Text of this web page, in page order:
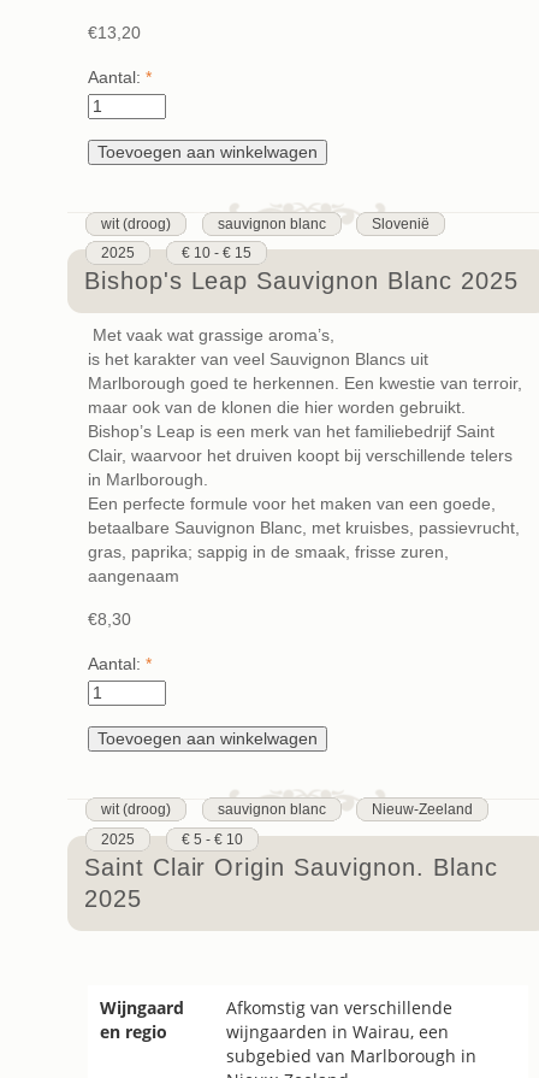
€13,20
Aantal: *
wit (droog) sauvignon blanc
Slovenië
2025
€ 10 - € 15
Bishop's Leap Sauvignon Blanc 2025
Met vaak wat grassige aroma’s,
is het karakter van veel Sauvignon Blancs uit
Marlborough goed te herkennen. Een kwestie van terroir,
maar ook van de klonen die hier worden gebruikt.
Bishop’s Leap is een merk van het familiebedrijf Saint
Clair, waarvoor het druiven koopt bij verschillende telers
in Marlborough.
Een perfecte formule voor het maken van een goede,
betaalbare Sauvignon Blanc, met kruisbes, passievrucht,
gras, paprika; sappig in de smaak, frisse zuren,
aangenaam
€8,30
Aantal: *
wit (droog) sauvignon blanc
Nieuw-Zeeland
2025
€ 5 - € 10
Saint Clair Origin Sauvignon. Blanc
2025
Wijngaard
en regio
Afkomstig van verschillende
wijngaarden in Wairau, een
subgebied van Marlborough in